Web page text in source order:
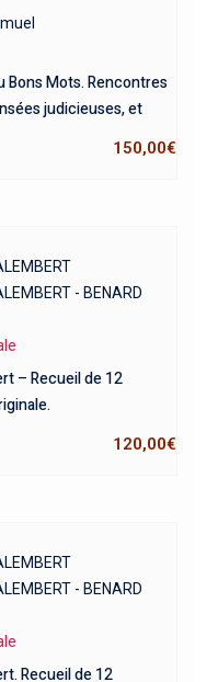
Bons Mots. Rencontres
judicieuses, et
150,00€
- BENARD
– Recueil de 12
120,00€
- BENARD
Recueil de 12